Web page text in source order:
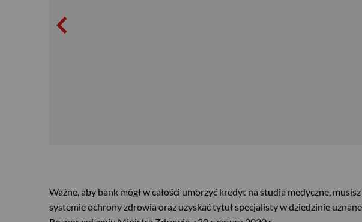
Ważne, aby bank mógł w całości umorzyć kredyt na studia medyczne,
systemie ochrony zdrowia oraz uzyskać tytuł specjalisty w dziedzinie